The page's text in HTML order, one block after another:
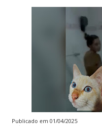
Publicado em 01/04/2025